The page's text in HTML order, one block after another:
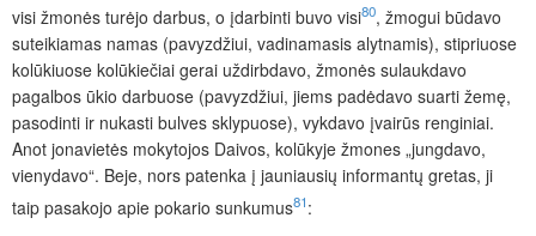
visi žmonės turėjo darbus, o įdarbinti buvo visi80, žmogui būdavo
suteikiamas namas (pavyzdžiui, vadinamasis alytnamis), stipriuose
kolūkiuose kolūkiečiai gerai uždirbdavo, žmonės sulaukdavo
pagalbos ūkio darbuose (pavyzdžiui, jiems padėdavo suarti žemę,
pasodinti ir nukasti bulves sklypuose), vykdavo įvairūs renginiai.
Anot jonavietės mokytojos Daivos, kolūkyje žmones „jungdavo,
vienydavo“. Beje, nors patenka į jauniausių informantų gretas, ji
taip pasakojo apie pokario sunkumus81: